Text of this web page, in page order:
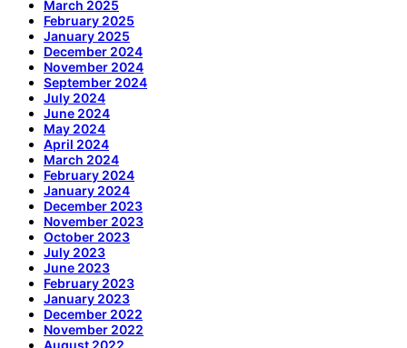
March 2025
February 2025
January 2025
December 2024
November 2024
September 2024
July 2024
June 2024
May 2024
April 2024
March 2024
February 2024
January 2024
December 2023
November 2023
October 2023
July 2023
June 2023
February 2023
January 2023
December 2022
November 2022